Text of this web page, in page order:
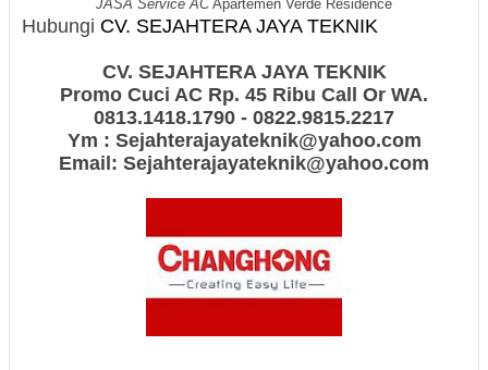
JASA Service ACApartemen Verde Residence
Hubungi CV. SEJAHTERA JAYA TEKNIK
CV. SEJAHTERA JAYA TEKNIK
Promo Cuci AC Rp. 45 Ribu Call Or WA.
0813.1418.1790 - 0822.9815.2217
Ym : Sejahterajayateknik@yahoo.com
Email: Sejahterajayateknik@yahoo.com